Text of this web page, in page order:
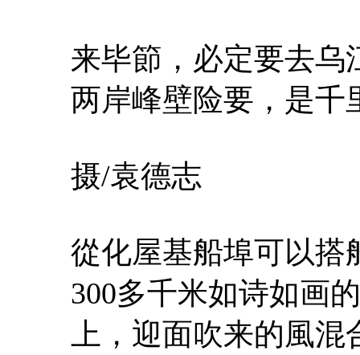
来毕節，必定要去乌
两岸峰壁险要，是千
摄/袁德志
從化屋基船埠可以搭
300多千米如诗如画
上，迎面吹来的風